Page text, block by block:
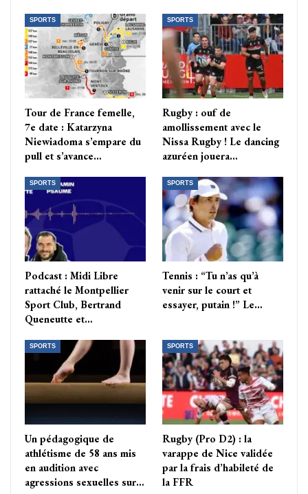
SPORTS
Tour de France femelle,
7e date : Katarzyna
Niewiadoma s’empare du
pull et s’avance…
SPORTS
Rugby : ouf de
amollissement avec le
Nissa Rugby ! Le dancing
azuréen jouera…
SPORTS
Podcast : Midi Libre
rattaché le Montpellier
Sport Club, Bertrand
Queneutte et…
SPORTS
Tennis : “Tu n’as qu’à
venir sur le court et
essayer, putain !” Le…
SPORTS
Un pédagogique de
athlétisme de 58 ans mis
en audition avec
agressions sexuelles sur…
SPORTS
Rugby (Pro D2) : la
varappe de Nice validée
par la frais d’habileté de
la FFR